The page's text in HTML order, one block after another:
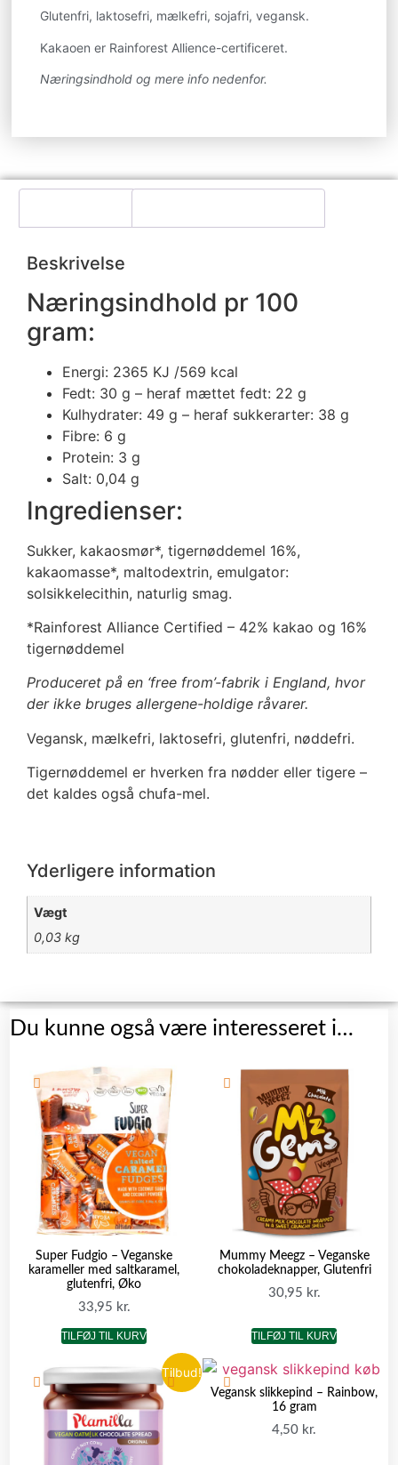
Glutenfri, laktosefri, mælkefri, sojafri, vegansk.
Kakaoen er Rainforest Allience-certificeret.
Næringsindhold og mere info nedenfor.
Beskrivelse
Næringsindhold pr 100
gram:
Energi: 2365 KJ /569 kcal
Fedt: 30 g – heraf mættet fedt: 22 g
Kulhydrater: 49 g – heraf sukkerarter: 38 g
Fibre: 6 g
Protein: 3 g
Salt: 0,04 g
Ingredienser:
Sukker, kakaosmør*, tigernøddemel 16%,
kakaomasse*, maltodextrin, emulgator:
solsikkelecithin, naturlig smag.
*Rainforest Alliance Certified – 42% kakao og 16%
tigernøddemel
Produceret på en ‘free from’-fabrik i England, hvor
der ikke bruges allergene-holdige råvarer.
Vegansk, mælkefri, laktosefri, glutenfri, nøddefri.
Tigernøddemel er hverken fra nødder eller tigere –
det kaldes også chufa-mel.
Yderligere information
Vægt
0,03 kg
Du kunne også være interesseret i…
Super Fudgio – Veganske
karameller med saltkaramel,
glutenfri, Øko
33,95 kr.
TILFØJ TIL KURV
Mummy Meegz – Veganske
chokoladeknapper, Glutenfri
30,95 kr.
TILFØJ TIL KURV
Tilbud!
Vegansk slikkepind – Rainbow,
16 gram
4,50 kr.